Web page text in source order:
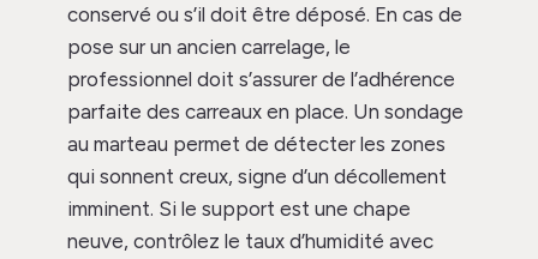
conservé ou s’il doit être déposé. En cas de
pose sur un ancien carrelage, le
professionnel doit s’assurer de l’adhérence
parfaite des carreaux en place. Un sondage
au marteau permet de détecter les zones
qui sonnent creux, signe d’un décollement
imminent. Si le support est une chape
neuve, contrôlez le taux d’humidité avec